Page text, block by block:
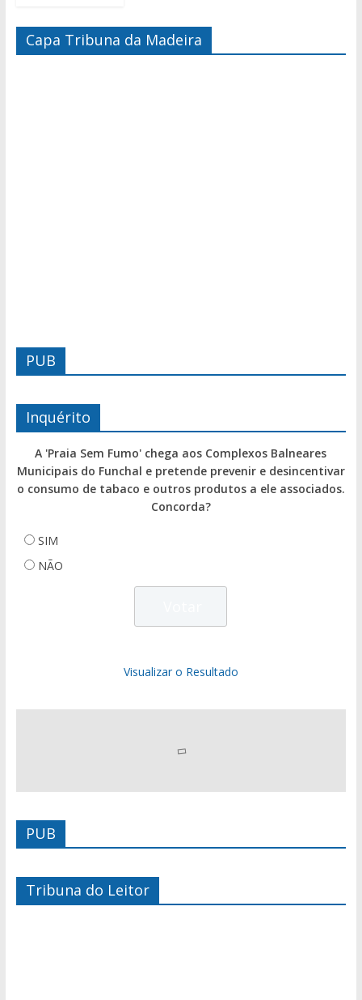
Capa Tribuna da Madeira
PUB
Inquérito
A 'Praia Sem Fumo' chega aos Complexos Balneares
Municipais do Funchal e pretende prevenir e desincentivar
o consumo de tabaco e outros produtos a ele associados.
Concorda?
SIM
NÃO
Visualizar o Resultado
PUB
Tribuna do Leitor